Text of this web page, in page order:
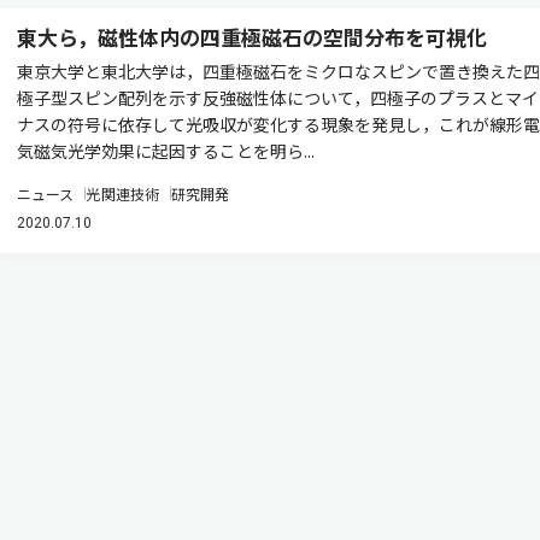
東大ら，磁性体内の四重極磁石の空間分布を可視化
東京大学と東北大学は，四重極磁石をミクロなスピンで置き換えた四
極子型スピン配列を示す反強磁性体について，四極子のプラスとマイ
ナスの符号に依存して光吸収が変化する現象を発見し，これが線形電
気磁気光学効果に起因することを明ら...
ニュース 光関連技術 研究開発
2020.07.10